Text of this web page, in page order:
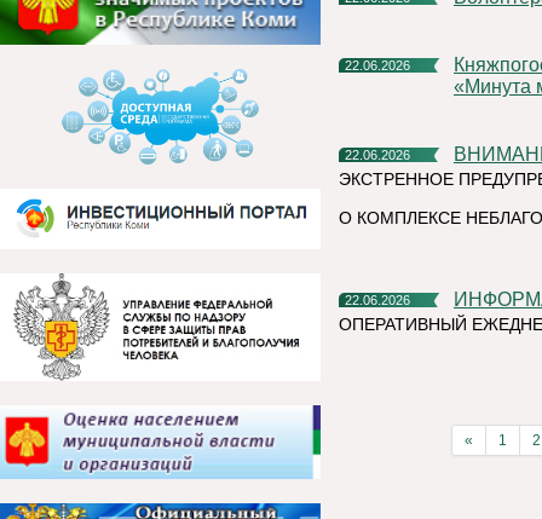
22.06.2026
Княжпогостский округ присоединился к Всероссийской акции
«Минута
22.06.2026
ЭКСТРЕННОЕ
О КОМПЛЕКСЕ
22.06.2026
ОПЕРАТИВНЫЙ
« 1 2